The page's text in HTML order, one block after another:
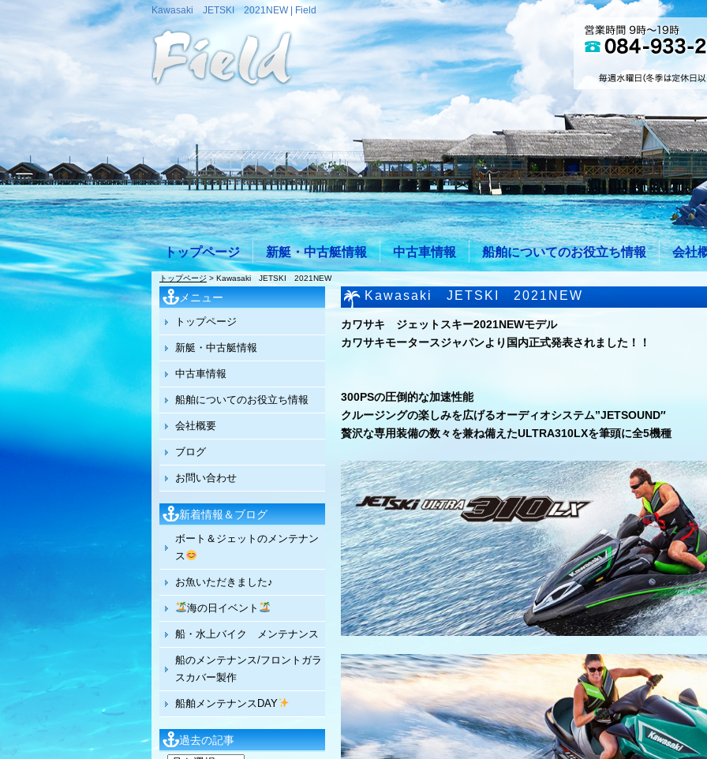
Kawasaki JETSKI 2021NEW | Field
トップページ 新艇・中古艇情報 中古車情報 船舶についてのお役立ち情報 会社
トップページ > Kawasaki JETSKI 2021NEW
Kawasaki JETSKI 2021NEW
カワサキ ジェットスキー2021NEWモデル
カワサキモータースジャパンより国内正式発表されました！！
300PSの圧倒的な加速性能
クルージングの楽しみを広げるオーディオシステム”JETSOUND″
贅沢な専用装備の数々を兼ね備えたULTRA310LXを筆頭に全5機種
メニュー
トップページ
新艇・中古艇情報
中古車情報
船舶についてのお役立ち情報
会社概要
ブログ
お問い合わせ
新着情報＆ブログ
ボート＆ジェットのメンテナン
ス
お魚いただきました♪
海の日イベント
船・水上バイク メンテナンス
船のメンテナンス/フロントガラ
スカバー製作
船舶メンテナンスDAY
過去の記事